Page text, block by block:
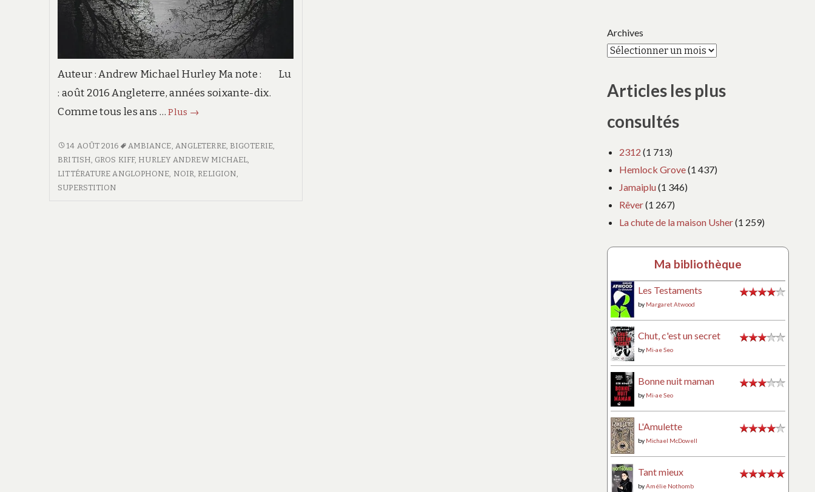
Auteur : Andrew Michael Hurley Ma note : Lu
: août 2016 Angleterre, années soixante-dix.
Comme tous les ans …Plus Les
Eaux
→
LES
MORTES-
EAUX
14 AOÛT 2016 AMBIANCE ANGLETERRE, BIGOTERIE,
BRITISH GROS KIFF, HURLEY ANDREW MICHAEL
LITTÉRATURE ANGLOPHONE NOIR RELIGION
SUPERSTITION
Archives
Articles les plus
consultés
2312 (1 713)
Hemlock Grove(1 437)
Jamaiplu(1 346)
Rêver(1 267)
La chute de la maison Usher(1 259)
Ma bibliothèque
Les Testaments
by Margaret Atwood
Chut, c'est un secret
by Mi-ae Seo
Bonne nuit maman
by Mi-ae Seo
L'Amulette
by Michael McDowell
Tant mieux
byAmélie Nothomb